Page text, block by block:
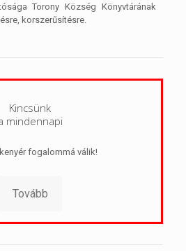
Torony Község Könyvtárának
korszerűsítésre.
Kincsünk
mindennapi
fogalommá válik!
Tovább